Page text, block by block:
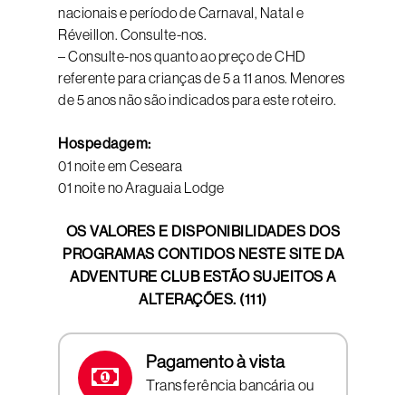
nacionais e período de Carnaval, Natal e
Réveillon. Consulte-nos.
– Consulte-nos quanto ao preço de CHD
referente para crianças de 5 a 11 anos. Menores
de 5 anos não são indicados para este roteiro.
Hospedagem:
01 noite em Ceseara
01 noite no Araguaia Lodge
OS VALORES E DISPONIBILIDADES DOS
PROGRAMAS CONTIDOS NESTE SITE DA
ADVENTURE CLUB ESTÃO SUJEITOS A
ALTERAÇÕES. (111)
Pagamento à vista
Transferência bancária ou